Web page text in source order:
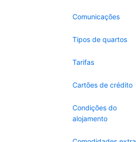
Comunicações
Tipos de quartos
Tarifas
Cartões de crédito
Condições do
alojamento